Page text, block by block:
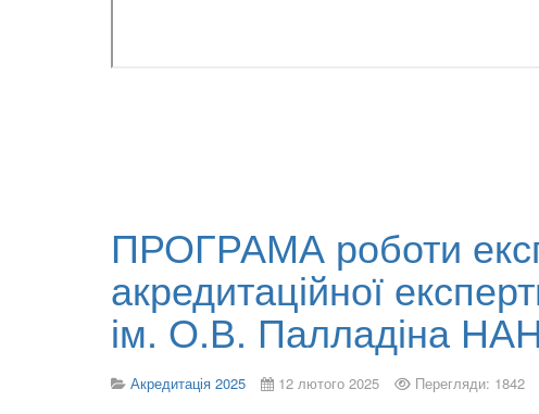
ПРОГРАМА роботи
акредитаційної
ім. О.В. Палладіна
Акредитація 2025 12 лютого 2025 Перегляди: 1842